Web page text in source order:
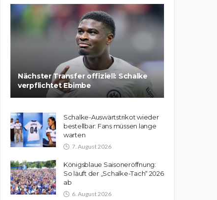
Nächster Transfer offiziell: Schalke
verpflichtet Ebimbe
Schalke-Auswärtstrikot wieder
bestellbar: Fans müssen lange
warten
7. August 2026
Königsblaue Saisoneröffnung:
So läuft der „Schalke-Tach“ 2026
ab
6. August 2026